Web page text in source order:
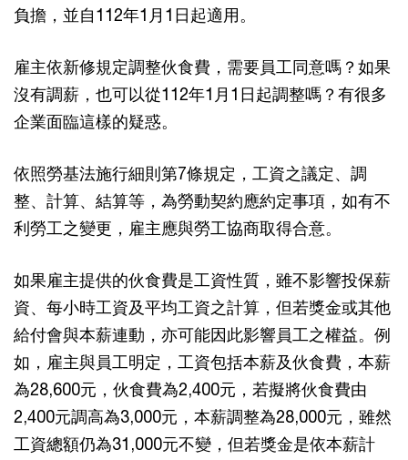
負擔，並自112年1月1日起適用。
雇主依新修規定調整伙食費，需要員工同意嗎？如果
沒有調薪，也可以從112年1月1日起調整嗎？有很多
企業面臨這樣的疑惑。
依照勞基法施行細則第7條規定，工資之議定、調
整、計算、結算等，為勞動契約應約定事項，如有不
利勞工之變更，雇主應與勞工協商取得合意。
如果雇主提供的伙食費是工資性質，雖不影響投保薪
資、每小時工資及平均工資之計算，但若獎金或其他
給付會與本薪連動，亦可能因此影響員工之權益。例
如，雇主與員工明定，工資包括本薪及伙食費，本薪
為28,600元，伙食費為2,400元，若擬將伙食費由
2,400元調高為3,000元，本薪調整為28,000元，雖然
工資總額仍為31,000元不變，但若獎金是依本薪計